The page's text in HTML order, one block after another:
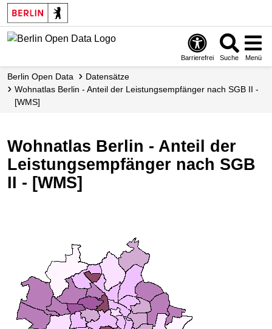
Skip
to
main
Barrierefrei Suche Menü
Berlin Open Data
Datensätze
Wohnatlas Berlin - Anteil der Leistungsempfänger nach SGB II -
[WMS]
Wohnatlas Berlin - Anteil der
Leistungsempfänger nach SGB
II - [WMS]